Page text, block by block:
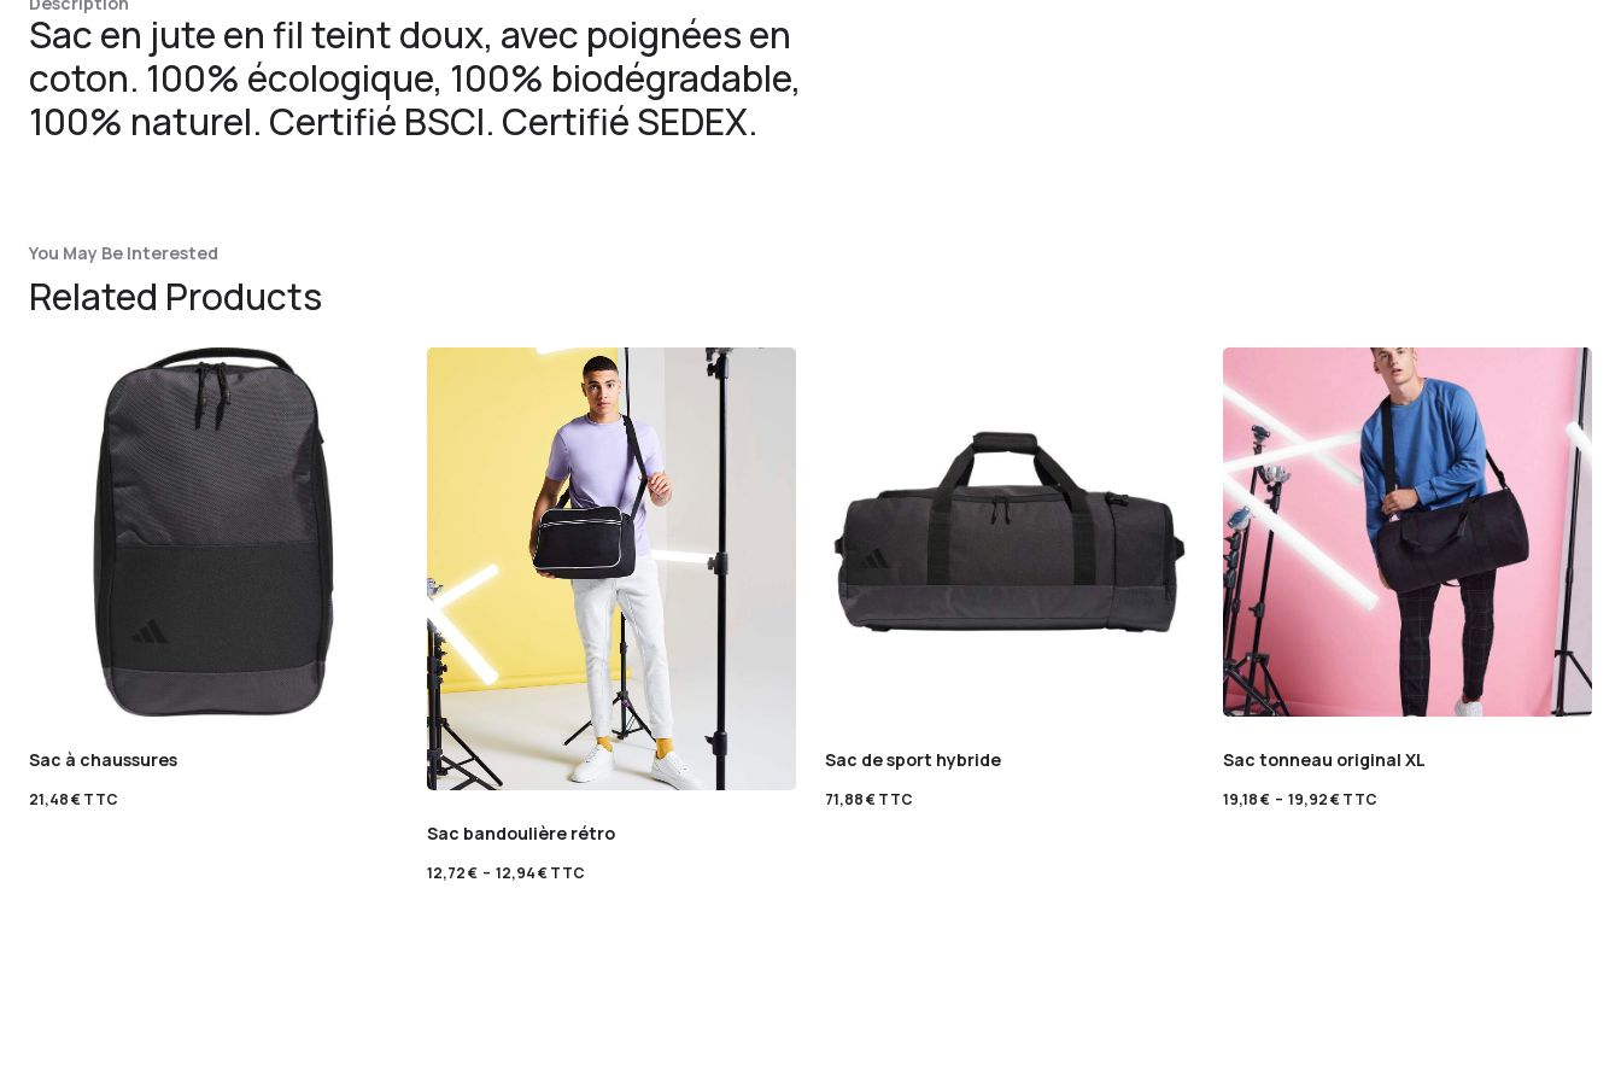
Sac en jute en fil teint doux, avec poignées en
coton. 100% écologique, 100% biodégradable,
100% naturel. Certifié BSCI. Certifié SEDEX.
You May Be Interested
Related Products
Sac à chaussures
21,48€TTC
Sac bandoulière rétro
12,72€ – 12,94€TTC
Sac de sport hybride
71,88€TTC
Sac tonneau original XL
19,18€ – 19,92€TTC